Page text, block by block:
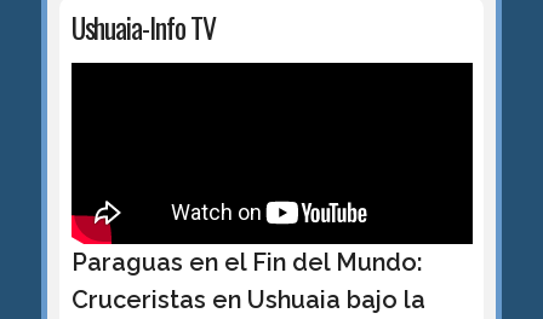
Ushuaia-Info TV
Paraguas en el Fin del Mundo:
Cruceristas en Ushuaia bajo la